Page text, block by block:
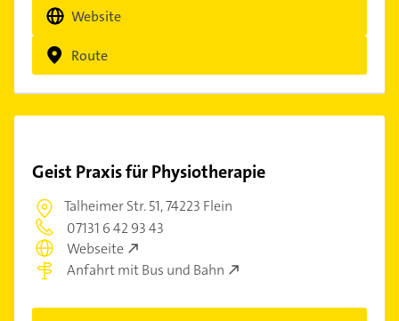
Website
Route
Geist Praxis für Physiotherapie
Talheimer Str. 51,74223 Flein
07131 6 42 93 43
Webseite
Anfahrt mit Bus und Bahn